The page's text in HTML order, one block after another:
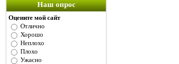
Наш опрос
Оцените мой сайт
Отлично
Хорошо
Неплохо
Плохо
Ужасно